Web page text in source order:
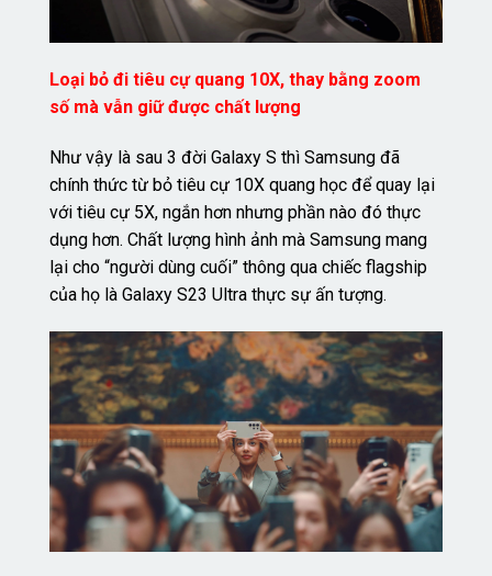
Loại bỏ đi tiêu cự quang 10X, thay bằng zoom
số mà vẫn giữ được chất lượng
Như vậy là sau 3 đời Galaxy S thì Samsung đã
chính thức từ bỏ tiêu cự 10X quang học để quay lại
với tiêu cự 5X, ngắn hơn nhưng phần nào đó thực
dụng hơn. Chất lượng hình ảnh mà Samsung mang
lại cho “người dùng cuối” thông qua chiếc flagship
của họ là Galaxy S23 Ultra thực sự ấn tượng.